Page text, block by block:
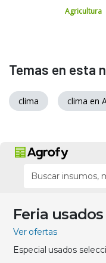
Agricultura
Temas en esta
clima clima en
Feria
Ver ofertas
Especial usados